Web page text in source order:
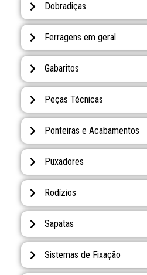
Dobradiças
Ferragens em geral
Gabaritos
Peças Técnicas
Ponteiras e Acabamentos
Puxadores
Rodízios
Sapatas
Sistemas de Fixação